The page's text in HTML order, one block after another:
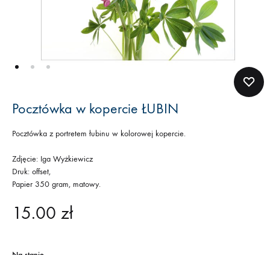
Pocztówka w kopercie ŁUBIN
Pocztówka z portretem łubinu w kolorowej kopercie.
Zdjęcie: Iga Wyżkiewicz
Druk: offset,
Papier 350 gram, matowy.
15.00 zł